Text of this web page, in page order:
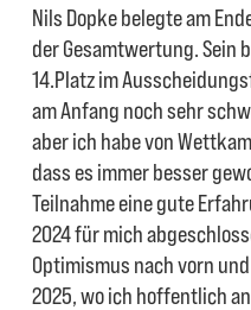
Nils Dopke belegte am
der Gesamtwertung. Sein
14.Platz im
am Anfang noch sehr
aber ich habe von
dass es immer besser
Teilnahme eine gute
2024 für mich
Optimismus nach vorn
2025, wo ich hoffentlich